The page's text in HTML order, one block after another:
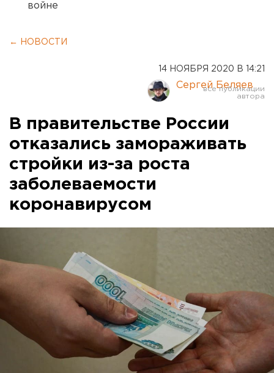
войне
← НОВОСТИ
14 НОЯБРЯ 2020 В 14:21
Сергей Беляев
В правительстве России
отказались замораживать
стройки из-за роста
заболеваемости
коронавирусом